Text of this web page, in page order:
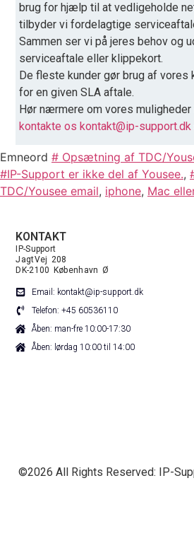
brug for hjælp til at vedligeholde
tilbyder vi fordelagtige
Sammen ser vi på jeres behov og
serviceaftale eller klippekort.
De fleste kunder gør brug af vores
for en given SLA aftale.
Hør nærmere om vores
kontakte os kontakt@ip-support.dk
Emneord # Opsætning af TDC/
#IP-Support er ikke del af Yousee.,
TDC/Yousee email, iphone, Mac
KONTAKT
IP-Support
JagtVej 208
DK-2100 København Ø
Email: kontakt@ip-support.dk
Telefon: +45 60536110
Åben: man-fre 10:00-17:30
Åben: lørdag 10:00 til 14:00
©2026 All Rights Reserved: IP-